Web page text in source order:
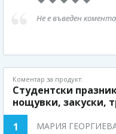
Не е въведен
Коментар за продукт:
Студентски
нощувки, закуски,
1
МАРИЯ